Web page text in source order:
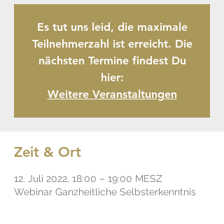
Es tut uns leid, die maximale
Teilnehmerzahl ist erreicht. Die
nächsten Termine findest Du
hier:
Weitere Veranstaltungen
Zeit & Ort
12. Juli 2022, 18:00 – 19:00 MESZ
Webinar Ganzheitliche Selbsterkenntnis